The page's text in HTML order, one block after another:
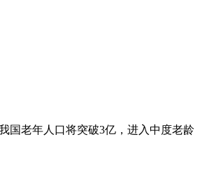
国老年人口将突破3亿，进入中度老龄